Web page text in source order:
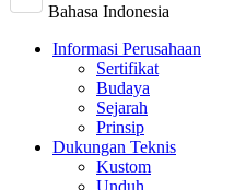
Bahasa Indonesia
Informasi Perusahaan
Sertifikat
Budaya
Sejarah
Prinsip
Dukungan Teknis
Kustom
Unduh